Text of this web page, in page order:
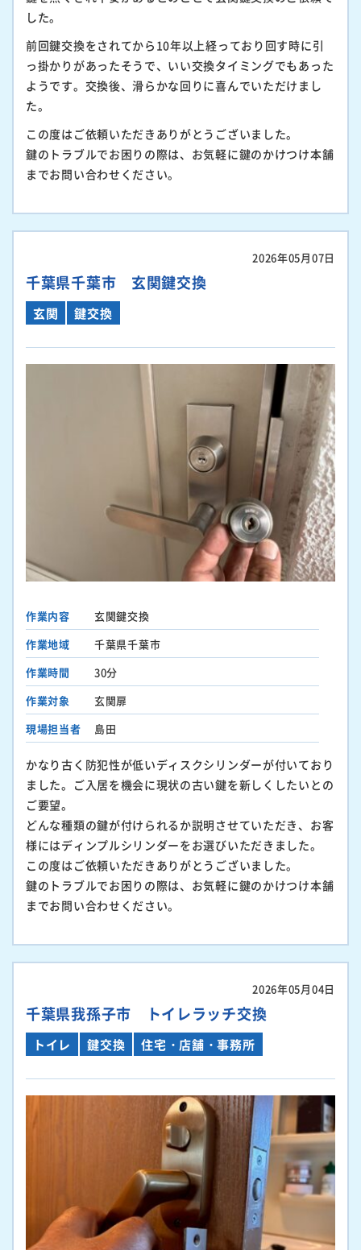
した。
前回鍵交換をされてから10年以上経っており回す時に引
っ掛かりがあったそうで、いい交換タイミングでもあった
ようです。交換後、滑らかな回りに喜んでいただけまし
た。
この度はご依頼いただきありがとうございました。
鍵のトラブルでお困りの際は、お気軽に鍵のかけつけ本舗
までお問い合わせください。
2026年05月07日
千葉県千葉市 玄関鍵交換
玄関 鍵交換
作業内容
玄関鍵交換
作業地域
千葉県千葉市
作業時間
30分
作業対象
玄関扉
現場担当者
島田
かなり古く防犯性が低いディスクシリンダーが付いており
ました。ご入居を機会に現状の古い鍵を新しくしたいとの
ご要望。
どんな種類の鍵が付けられるか説明させていただき、お客
様にはディンプルシリンダーをお選びいただきました。
この度はご依頼いただきありがとうございました。
鍵のトラブルでお困りの際は、お気軽に鍵のかけつけ本舗
までお問い合わせください。
2026年05月04日
千葉県我孫子市 トイレラッチ交換
トイレ 鍵交換 住宅・店舗・事務所